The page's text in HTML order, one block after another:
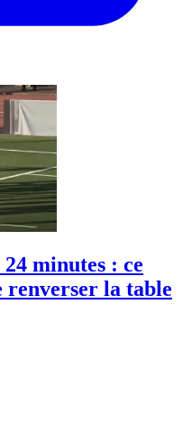
minutes : ce
la table